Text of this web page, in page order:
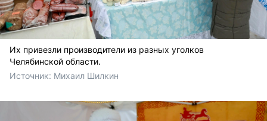
Их привезли производители из разных уголков
Челябинской области.
Источник: Михаил Шилкин